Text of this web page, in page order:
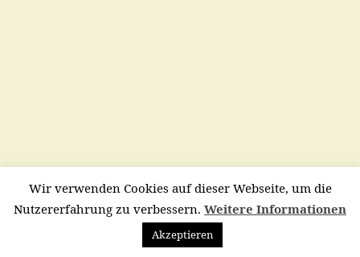
Wir verwenden Cookies auf dieser Webseite, um die
Nutzererfahrung zu verbessern. Weitere Informationen
Akzeptieren